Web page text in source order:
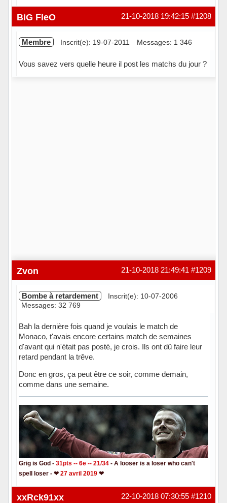
Hors ligne #1208
21-10-2018 19:42:15
BiG FleO
Membre Inscrit(e): 19-07-2011 Messages: 1 346
Vous savez vers quelle heure il post les matchs du jour ?
#1209
21-10-2018 21:49:41
Zvon
Bombe à retardement
Inscrit(e): 10-07-2006
Messages: 32 769
Bah la dernière fois quand je voulais le match de
Monaco, t'avais encore certains match de semaines
d'avant qui n'était pas posté, je crois. Ils ont dû faire leur
retard pendant la trêve.
Donc en gros, ça peut être ce soir, comme demain,
comme dans une semaine.
Grig is God - 31pts -- 6e -- 21/34 - A looser is a loser who can't
spell loser - ❤ 27 avril 2019❤
Hors ligne #1210
22-10-2018 07:30:55
xxRck91xx